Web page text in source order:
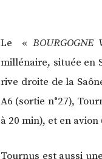
Le « BOURGOGNE
millénaire, située en
rive droite de la
A6 (sortie n°27),
à 20 min), et en
Tournus est aussi